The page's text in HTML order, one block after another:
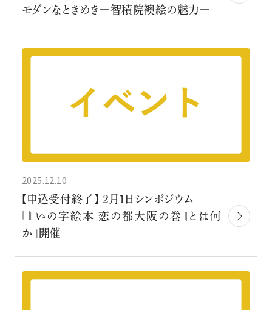
モダンなときめき―智積院襖絵の魅力―
2025.12.10
【申込受付終了】 ２月１日シンポジウム
「『いの字絵本 恋の都大阪の巻』とは何
か」開催